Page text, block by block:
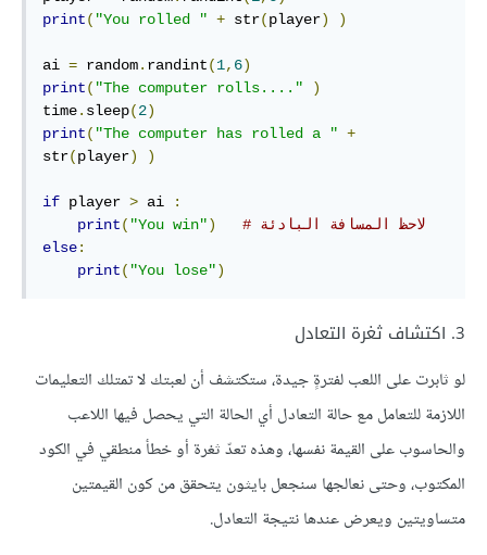
print( "You rolled " + str(player) )
ai = random. randint(1, 6)
print( "The computer rolls...."
)
time. sleep(2)
print( "The computer has rolled a " +
str(player) )
if player > ai
:
print( "You win")
# لاحظ المسافة البادئة
else:
print( "You lose")
3. اكتشاف ثغرة التعادل
لو ثابرت على اللعب لفترةٍ جيدة، ستكتشف أن لعبتك لا تمتلك التعليمات
اللازمة للتعامل مع حالة التعادل أي الحالة التي يحصل فيها اللاعب
والحاسوب على القيمة نفسها، وهذه تعدّ ثغرة أو خطأ منطقي في الكود
المكتوب، وحتى نعالجها سنجعل بايثون يتحقق من كون القيمتين
متساويتين ويعرض عندها نتيجة التعادل.